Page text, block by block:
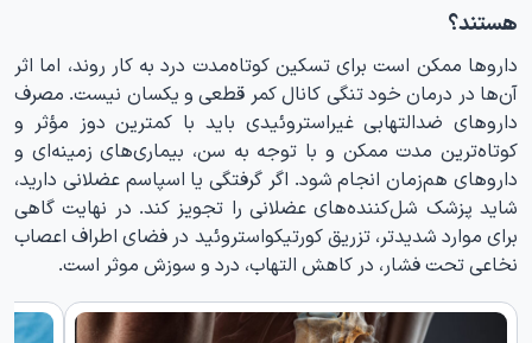
هستند؟
داروها ممکن است برای تسکین کوتاه‌مدت درد به کار روند، اما اثر
آن‌ها در درمان خود تنگی کانال کمر قطعی و یکسان نیست. مصرف
داروهای ضدالتهابی غیراستروئیدی باید با کمترین دوز مؤثر و
کوتاه‌ترین مدت ممکن و با توجه به سن، بیماری‌های زمینه‌ای و
داروهای هم‌زمان انجام شود. اگر گرفتگی یا اسپاسم عضلانی دارید،
شاید پزشک شل‌کننده‌‌های عضلانی را تجویز کند. در نهایت گاهی
برای موارد شدیدتر، تزریق کورتیکواستروئید در فضای اطراف اعصاب
نخاعی تحت فشار، در کاهش التهاب، درد و سوزش موثر است.